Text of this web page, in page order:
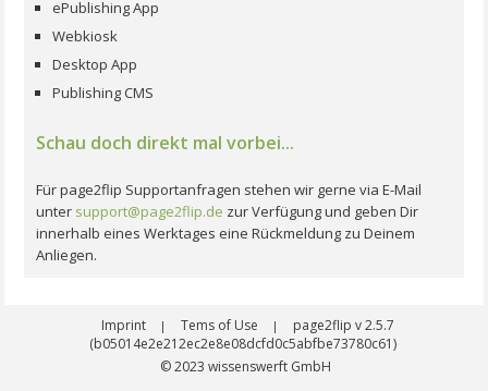
ePublishing App
Webkiosk
Desktop App
Publishing CMS
Schau doch direkt mal vorbei...
Für page2flip Supportanfragen stehen wir gerne via E-Mail
unter support@page2flip.de zur Verfügung und geben Dir
innerhalb eines Werktages eine Rückmeldung zu Deinem
Anliegen.
Imprint | Tems of Use |
page2flip v 2.5.7
(b05014e2e212ec2e8e08dcfd0c5abfbe73780c61)
© 2023 wissenswerft GmbH